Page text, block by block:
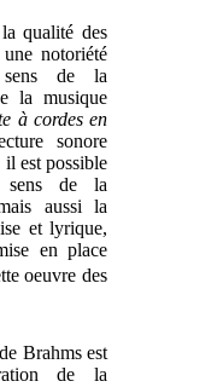
qualité des
notoriété
sens de la
la musique
à cordes en
sonore
est possible
sens de la
aussi la
et lyrique,
en place
oeuvre des
Brahms est
de la